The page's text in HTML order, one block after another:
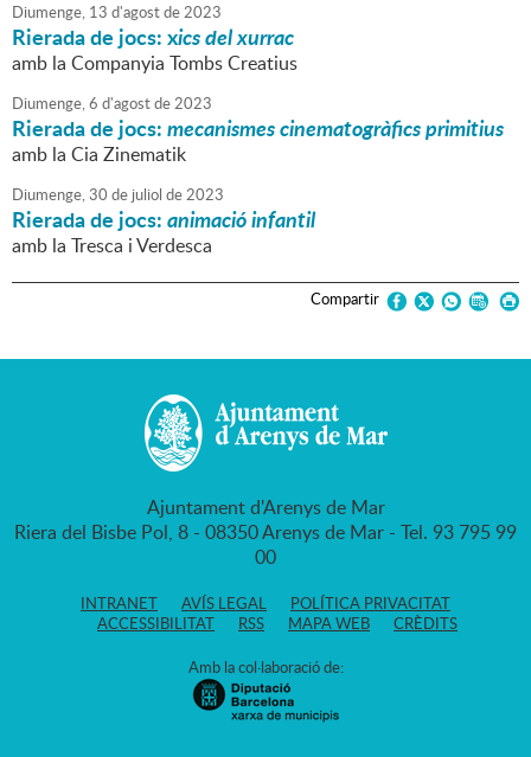
Diumenge, 13 d'agostde2023
Rierada de jocs: xics del xurrac
amb la Companyia Tombs Creatius
Diumenge,6 d'agostde2023
Rierada de jocs:mecanismes cinematogràfics primitius
amb la Cia Zinematik
Diumenge,30 de juliol de2023
Rierada de jocs:animació infantil
amb la Tresca i Verdesca
Compartir
Ajuntament d'Arenys de Mar
Riera del Bisbe Pol, 8 - 08350 Arenys de Mar - Tel. 93 795 99
00
INTRANET AVÍS LEGAL
POLÍTICA PRIVACITAT
ACCESSIBILITAT
RSS MAPA WEB CRÈDITS
Amb la col·laboració de: